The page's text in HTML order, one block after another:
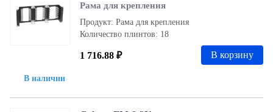
В наличии
Рама для крепления
Продукт: Рама для крепления
Количество плинтов: 18
1 716.88 ₽ В корзину